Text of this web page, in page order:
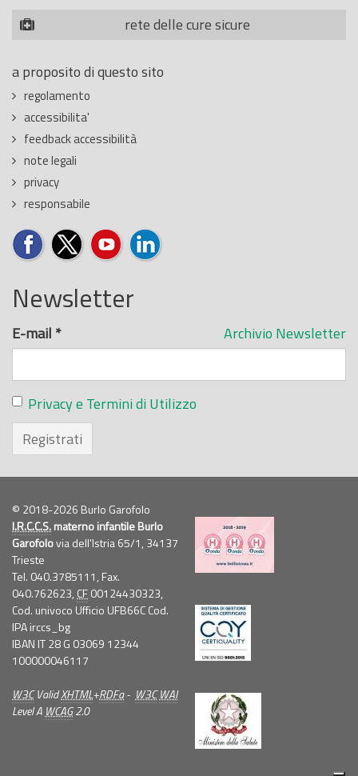
rete delle cure sicure
a proposito di questo sito
regolamento
accessibilita'
feedback accessibilità
note legali
privacy
responsabile
Newsletter
Archivio Newsletter
E-mail *
Privacy e Termini di Utilizzo
Registrati
© 2018-2026 Burlo Garofolo
I.R.C.C.S.materno infantile Burlo
Garofolovia dell'Istria 65/1, 34137
Trieste
Tel. 040.3785111, Fax.
040.762623, CF00124430323,
Cod. univoco Ufficio UFB66C Cod.
IPA irccs_bg
IBAN IT 28 G 03069 12344
100000046117
W3CValidXHTML+RDFa- W3C WAI
Level A WCAG2.0